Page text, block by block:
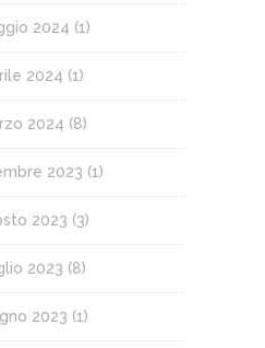
2024 (1)
2024 (1)
2024 (8)
2023 (1)
2023 (3)
2023 (8)
2023 (1)